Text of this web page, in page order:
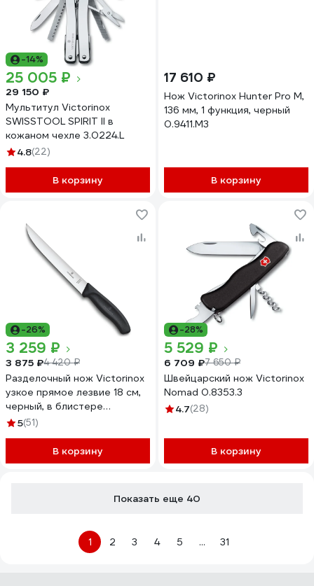
-14%
25 005 ₽
29 150 ₽
Мультитул Victorinox
SWISSTOOL SPIRIT II в
кожаном чехле 3.0224.L
4.8(22)
В корзину
17 610 ₽
Нож Victorinox Hunter Pro M,
136 мм, 1 функция, черный
0.9411.M3
В корзину
-26%
3 259 ₽
3 875 ₽4 420 ₽
Разделочный нож Victorinox
узкое прямое лезвие 18 см,
черный, в блистере
6.8103.18B
5(51)
В корзину
-28%
5 529 ₽
6 709 ₽7 650 ₽
Швейцарский нож Victorinox
Nomad 0.8353.3
4.7(28)
В корзину
Показать еще 40
1 2 3 4 5 ... 31